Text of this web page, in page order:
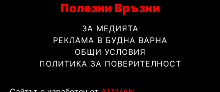
Полезни Връзки
ЗА МЕДИЯТА
РЕКЛАМА В БУДНА ВАРНА
ОБЩИ УСЛОВИЯ
ПОЛИТИКА ЗА ПОВЕРИТЕЛНОСТ